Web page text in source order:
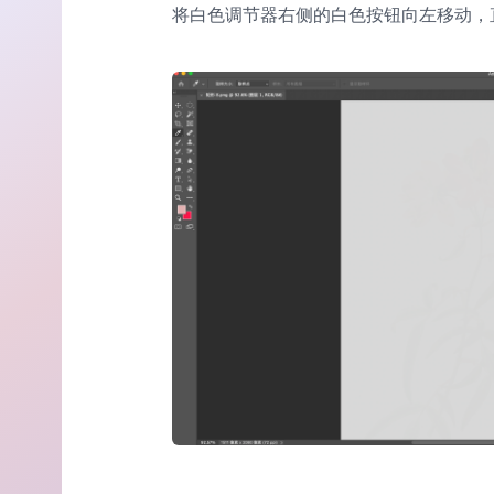
将白色调节器右侧的白色按钮向左移动